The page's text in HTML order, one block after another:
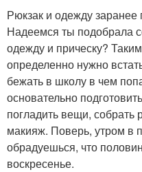
Рюкзак и одежду заранее
Надеемся ты подобрала
одежду и прическу?
определенно нужно
бежать в школу в чем
основательно
погладить вещи, собрать
макияж. Поверь, утром в
обрадуешься, что
воскресенье.